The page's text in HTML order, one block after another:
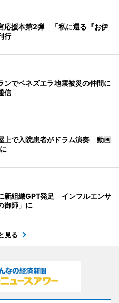
応援本第2弾 「私に還る『お伊
行
ンでベネズエラ地震被災の仲間に
信
上で入院患者がドラム演奏 動画
新組織GPT発足 インフルエンサ
御師」に
見る